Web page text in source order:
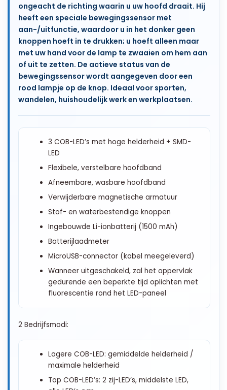
ongeacht de richting waarin u uw hoofd draait. Hij
heeft een speciale bewegingssensor met
aan-/uitfunctie, waardoor u in het donker geen
knoppen hoeft in te drukken; u hoeft alleen maar
met uw hand voor de lamp te zwaaien om hem aan
of uit te zetten. De actieve status van de
bewegingssensor wordt aangegeven door een
rood lampje op de knop. Ideaal voor sporten,
wandelen, huishoudelijk werk en werkplaatsen.
3 COB-LED’s met hoge helderheid + SMD-
LED
Flexibele, verstelbare hoofdband
Afneembare, wasbare hoofdband
Verwijderbare magnetische armatuur
Stof- en waterbestendige knoppen
Ingebouwde Li-ionbatterij (1500 mAh)
Batterijlaadmeter
MicroUSB-connector (kabel meegeleverd)
Wanneer uitgeschakeld, zal het oppervlak
gedurende een beperkte tijd oplichten met
fluorescentie rond het LED-paneel
2 Bedrijfsmodi:
Lagere COB-LED: gemiddelde helderheid /
maximale helderheid
Top COB-LED’s: 2 zij-LED’s, middelste LED,